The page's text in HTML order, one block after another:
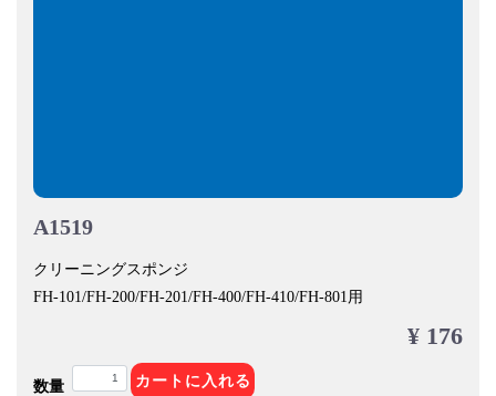
A1519
クリーニングスポンジ
FH-101/FH-200/FH-201/FH-400/FH-410/FH-801用
¥ 176
数量 カートに入れる